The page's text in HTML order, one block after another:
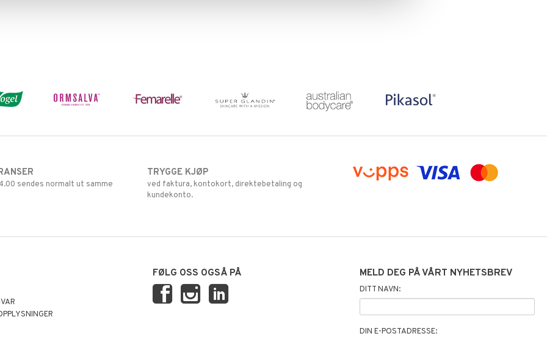
sendes normalt ut samme
TRYGGE KJØP
ved faktura, kontokort, direktebetaling og
kundekonto.
FØLG OSS OGSÅ PÅ MELD DEG PÅ VÅRT NYHETSBREV
DITT NAVN:
DIN E-POSTADRESSE: